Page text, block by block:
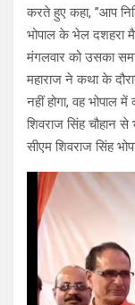
करते हुए कहा, ”आप
भोपाल के भेल दशहरा
मंगलवार को उसका
महाराज ने कथा के
नहीं होगा, वह
शिवराज सिंह चौहान
सीएम शिवराज सिंह